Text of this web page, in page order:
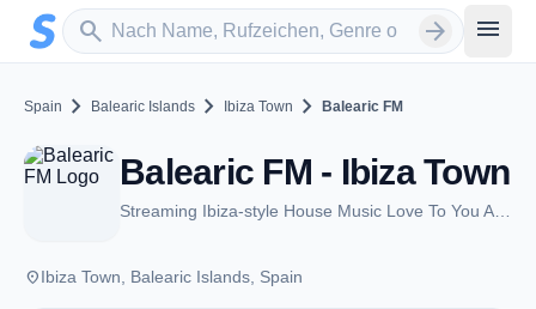
Zum Hauptinhalt springen
search
Sender suchen arrow_forward menu
Spain chevron_right Balearic Islands chevron_right Ibiza Town chevron_right Balearic FM
Balearic FM - Ibiza Town
placeIbiza Town, Balearic Islands, Spain